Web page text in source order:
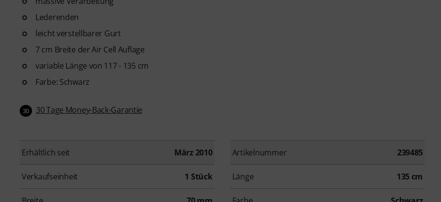
Lederenden
leicht verstellbarer Gurt
7 cm Breite der Air Cell Auflage
variable Länge von 117 - 135 cm
Farbe: Schwarz
30 30 Tage Money-Back-Garantie
Erhältlich seit März 2010 Artikelnummer 239485
Verkaufseinheit 1 Stück Länge 135 cm